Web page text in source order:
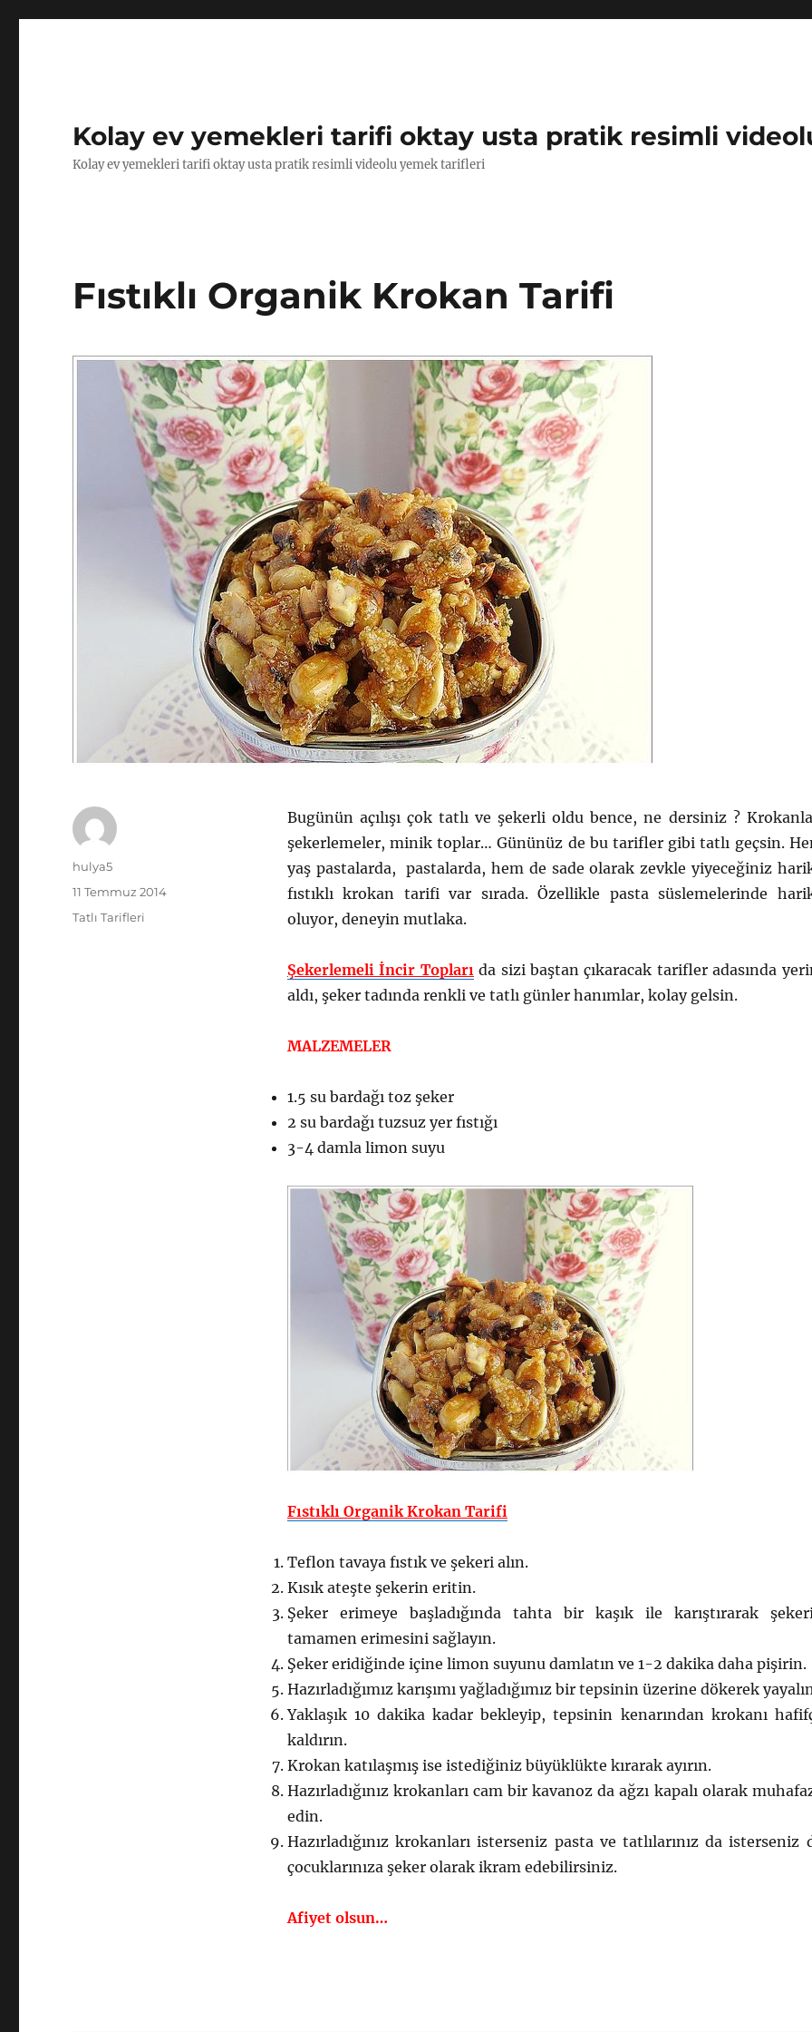
Kolay ev yemekleri tarifi oktay usta pratik resimli
Kolay ev yemekleri tarifi oktay usta pratik resimli videolu yemek tarifleri
Fıstıklı Organik Krokan Tarifi
Bugünün açılışı çok tatlı ve şekerli oldu bence, ne dersiniz ?
şekerlemeler, minik toplar… Gününüz de bu tarifler gibi tatlı geçsin.
yaş pastalarda, pastalarda, hem de sade olarak zevkle yiyeceğiniz
fıstıklı krokan tarifi var sırada. Özellikle pasta süslemelerinde
oluyor, deneyin mutlaka.
Şekerlemeli İncir Toplarıda sizi baştan çıkaracak tarifler adasında
aldı, şeker tadında renkli ve tatlı günler hanımlar, kolay gelsin.
MALZEMELER
1.5 su bardağı toz şeker
2 su bardağı tuzsuz yer fıstığı
3-4 damla limon suyu
Fıstıklı Organik Krokan Tarifi
Teflon tavaya fıstık ve şekeri alın.
Kısık ateşte şekerin eritin.
Şeker erimeye başladığında tahta bir kaşık ile karıştırarak
tamamen erimesini sağlayın.
Şeker eridiğinde içine limon suyunu damlatın ve 1-2 dakika daha pişirin.
Hazırladığımız karışımı yağladığımız bir tepsinin üzerine dökerek
Yaklaşık 10 dakika kadar bekleyip, tepsinin kenarından krokanı
kaldırın.
Krokan katılaşmış ise istediğiniz büyüklükte kırarak ayırın.
Hazırladığınız krokanları cam bir kavanoz da ağzı kapalı olarak
edin.
Hazırladığınız krokanları isterseniz pasta ve tatlılarınız da isterseniz
çocuklarınıza şeker olarak ikram edebilirsiniz.
Afiyet olsun…
Yazar
hulya5
Yayın
tarihi
11 Temmuz 2014
Kategoriler
Tatlı Tarifleri